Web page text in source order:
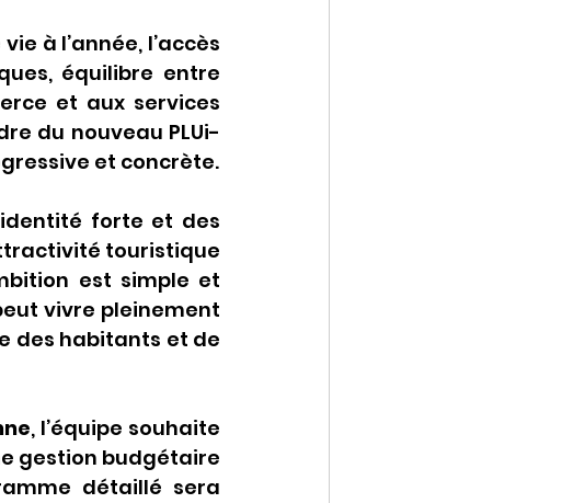
à l’année, l’accès
équilibre entre
et aux services
du nouveau PLUi-
et concrète.
forte et des
touristique
est simple et
vivre pleinement
des habitants et de
, l’équipe souhaite
gestion budgétaire
détaillé sera